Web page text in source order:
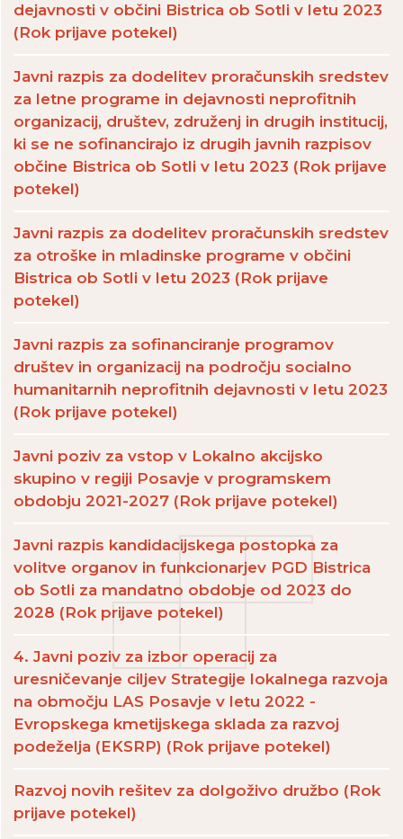
dejavnosti v občini Bistrica ob Sotli v letu 2023
(Rok prijave potekel)
Javni razpis za dodelitev proračunskih sredstev
za letne programe in dejavnosti neprofitnih
organizacij, društev, združenj in drugih institucij,
ki se ne sofinancirajo iz drugih javnih razpisov
občine Bistrica ob Sotli v letu 2023 (Rok prijave
potekel)
Javni razpis za dodelitev proračunskih sredstev
za otroške in mladinske programe v občini
Bistrica ob Sotli v letu 2023 (Rok prijave
potekel)
Javni razpis za sofinanciranje programov
društev in organizacij na področju socialno
humanitarnih neprofitnih dejavnosti v letu 2023
(Rok prijave potekel)
Javni poziv za vstop v Lokalno akcijsko
skupino v regiji Posavje v programskem
obdobju 2021-2027 (Rok prijave potekel)
Javni razpis kandidacijskega postopka za
volitve organov in funkcionarjev PGD Bistrica
ob Sotli za mandatno obdobje od 2023 do
2028 (Rok prijave potekel)
4. Javni poziv za izbor operacij za
uresničevanje ciljev Strategije lokalnega razvoja
na območju LAS Posavje v letu 2022 -
Evropskega kmetijskega sklada za razvoj
podeželja (EKSRP) (Rok prijave potekel)
Razvoj novih rešitev za dolgoživo družbo (Rok
prijave potekel)